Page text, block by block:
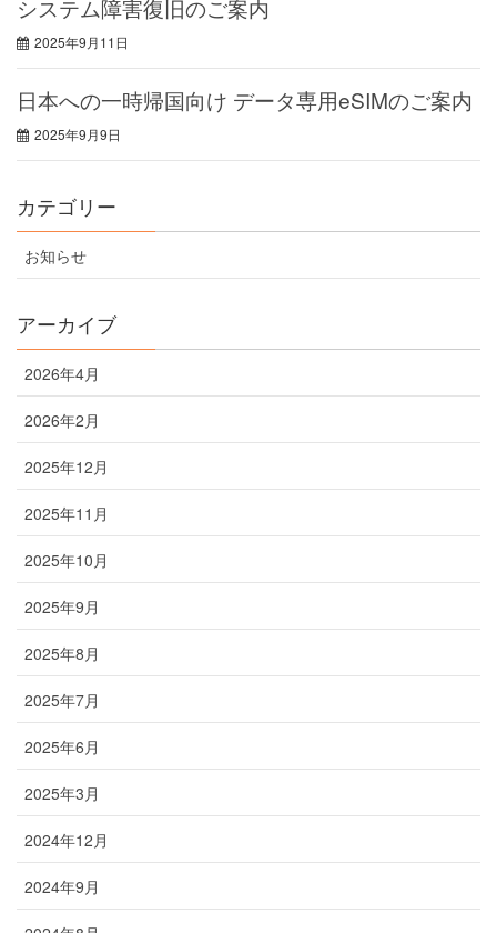
システム障害復旧のご案内
2025年9月11日
日本への一時帰国向け データ専用eSIMのご案内
2025年9月9日
カテゴリー
お知らせ
アーカイブ
2026年4月
2026年2月
2025年12月
2025年11月
2025年10月
2025年9月
2025年8月
2025年7月
2025年6月
2025年3月
2024年12月
2024年9月